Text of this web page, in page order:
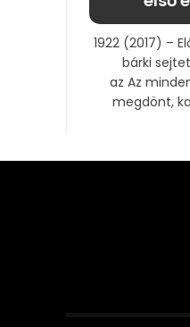
1922 (2017) –
bárki
az Az
megdönt,